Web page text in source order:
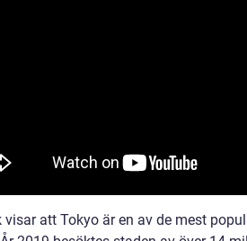
att Tokyo är en av de mest